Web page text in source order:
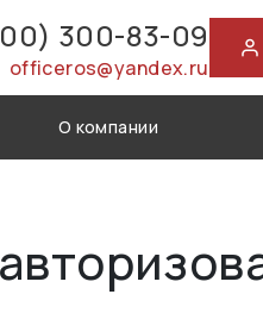
300-83-09
officeros@yandex.ru
О компании